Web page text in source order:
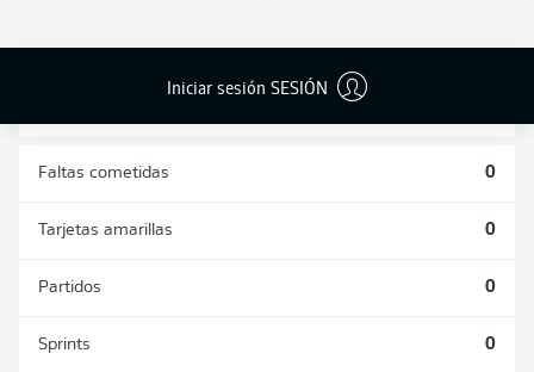
Iniciar sesión SESIÓN
DIVIDIDOS
0
AÉREOS
0
Faltas cometidas 0
Tarjetas amarillas 0
Partidos 0
Sprints 0